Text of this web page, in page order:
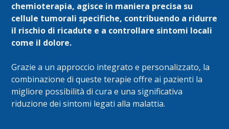
chemioterapia, agisce in maniera precisa su
cellule tumorali specifiche, contribuendo a ridurre
il rischio di ricadute e a controllare sintomi locali
come il dolore.
Grazie a un approccio integrato e personalizzato, la
combinazione di queste terapie offre ai pazienti la
migliore possibilità di cura e una significativa
riduzione dei sintomi legati alla malattia.